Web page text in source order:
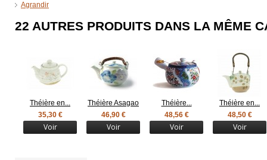
Agrandir
22 AUTRES PRODUITS DANS LA MÊME
Théière en...
35,30 €
Voir
Théière Asagao
46,90 €
Voir
Théière...
48,56 €
Voir
Théière en...
48,50 €
Voir